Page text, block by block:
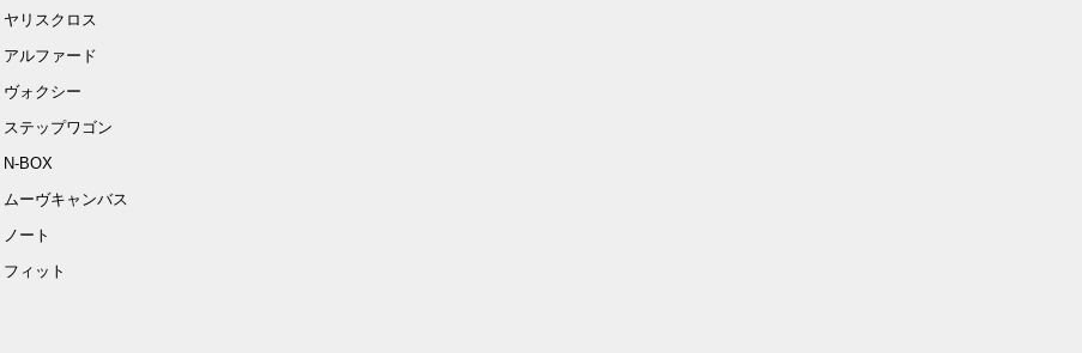
ヤリスクロス
アルファード
ヴォクシー
ステップワゴン
N-BOX
ムーヴキャンバス
ノート
フィット